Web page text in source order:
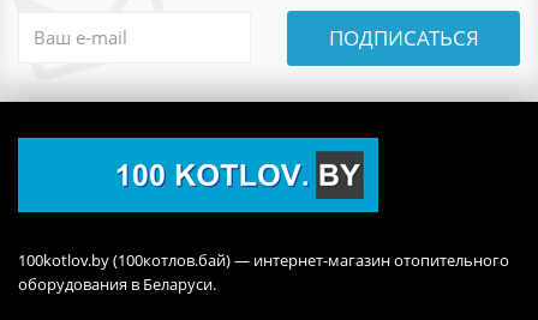
ПОДПИСАТЬСЯ
100kotlov.by (100котлов.бай) — интернет-магазин отопительного
оборудования в Беларуси.